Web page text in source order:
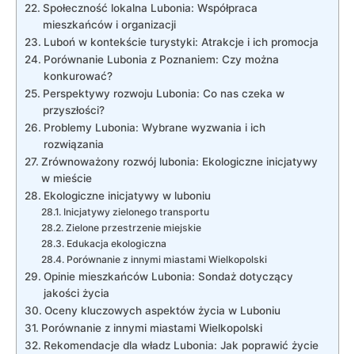
Społeczność lokalna Lubonia: Współpraca
mieszkańców i organizacji
Luboń w kontekście turystyki: Atrakcje i ich promocja
Porównanie Lubonia z Poznaniem: Czy można
konkurować?
Perspektywy rozwoju Lubonia: Co nas czeka w
przyszłości?
Problemy Lubonia: Wybrane wyzwania i ich
rozwiązania
Zrównoważony rozwój lubonia: Ekologiczne inicjatywy
w mieście
Ekologiczne inicjatywy w luboniu
Inicjatywy zielonego transportu
Zielone przestrzenie miejskie
Edukacja ekologiczna
Porównanie z innymi miastami Wielkopolski
Opinie mieszkańców Lubonia: Sondaż dotyczący
jakości życia
Oceny kluczowych aspektów życia w Luboniu
Porównanie z innymi miastami Wielkopolski
Rekomendacje dla władz Lubonia: Jak poprawić życie